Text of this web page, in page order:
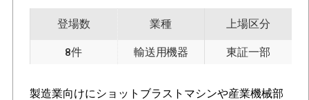
登場数
8件
業種
輸送用機器
上場区分
東証一部
製造業向けにショットブラストマシンや産業機械部